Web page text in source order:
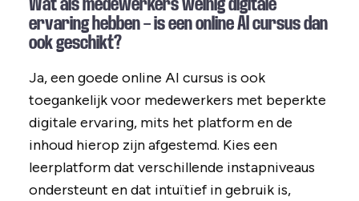
Wat als medewerkers weinig digitale
ervaring hebben — is een online AI cursus dan
ook geschikt?
Ja, een goede online AI cursus is ook
toegankelijk voor medewerkers met beperkte
digitale ervaring, mits het platform en de
inhoud hierop zijn afgestemd. Kies een
leerplatform dat verschillende instapniveaus
ondersteunt en dat intuïtief in gebruik is,